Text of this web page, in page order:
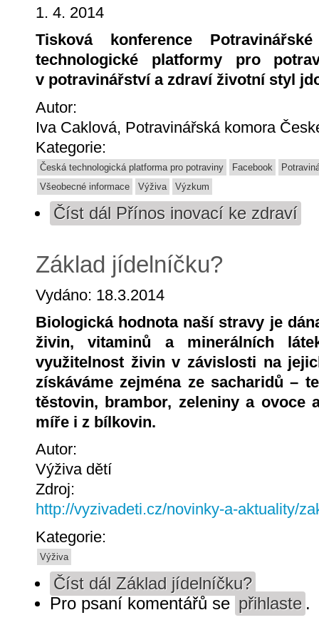
1. 4. 2014
Tisková konference
technologické platformy pro
v potravinářství a zdraví životní styl
Autor:
Iva Caklová, Potravinářská komora
Kategorie:
Česká technologická platforma pro potraviny Facebook
Všeobecné informace
Výživa Výzkum
Číst dál Přínos inovací ke zdraví
Základ jídelníčku?
Vydáno: 18.3.2014
Biologická hodnota naší stravy je
živin, vitaminů a minerálních
využitelnost živin v závislosti na
získáváme zejména ze sacharidů –
těstovin, brambor, zeleniny a ovoce
míře i z bílkovin.
Autor:
Výživa dětí
Zdroj:
http://vyzivadeti.cz/novinky-a-aktuality/
Kategorie:
Výživa
Číst dál Základ jídelníčku?
Pro psaní komentářů se přihlaste .